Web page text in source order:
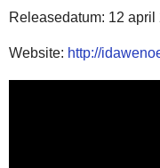
Releasedatum: 12
Website: http://